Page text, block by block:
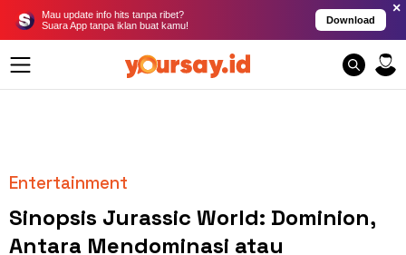
Mau update info hits tanpa ribet?
Suara App tanpa iklan buat kamu!
Download
×
Entertainment
Sinopsis Jurassic World: Dominion,
Antara Mendominasi atau